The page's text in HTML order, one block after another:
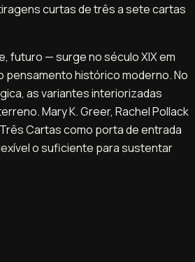
curtas de três a sete cartas
futuro — surge no século XIX em
pensamento histórico moderno. No
as variantes interiorizadas
Mary K. Greer, Rachel Pollack
Cartas como porta de entrada
o suficiente para sustentar